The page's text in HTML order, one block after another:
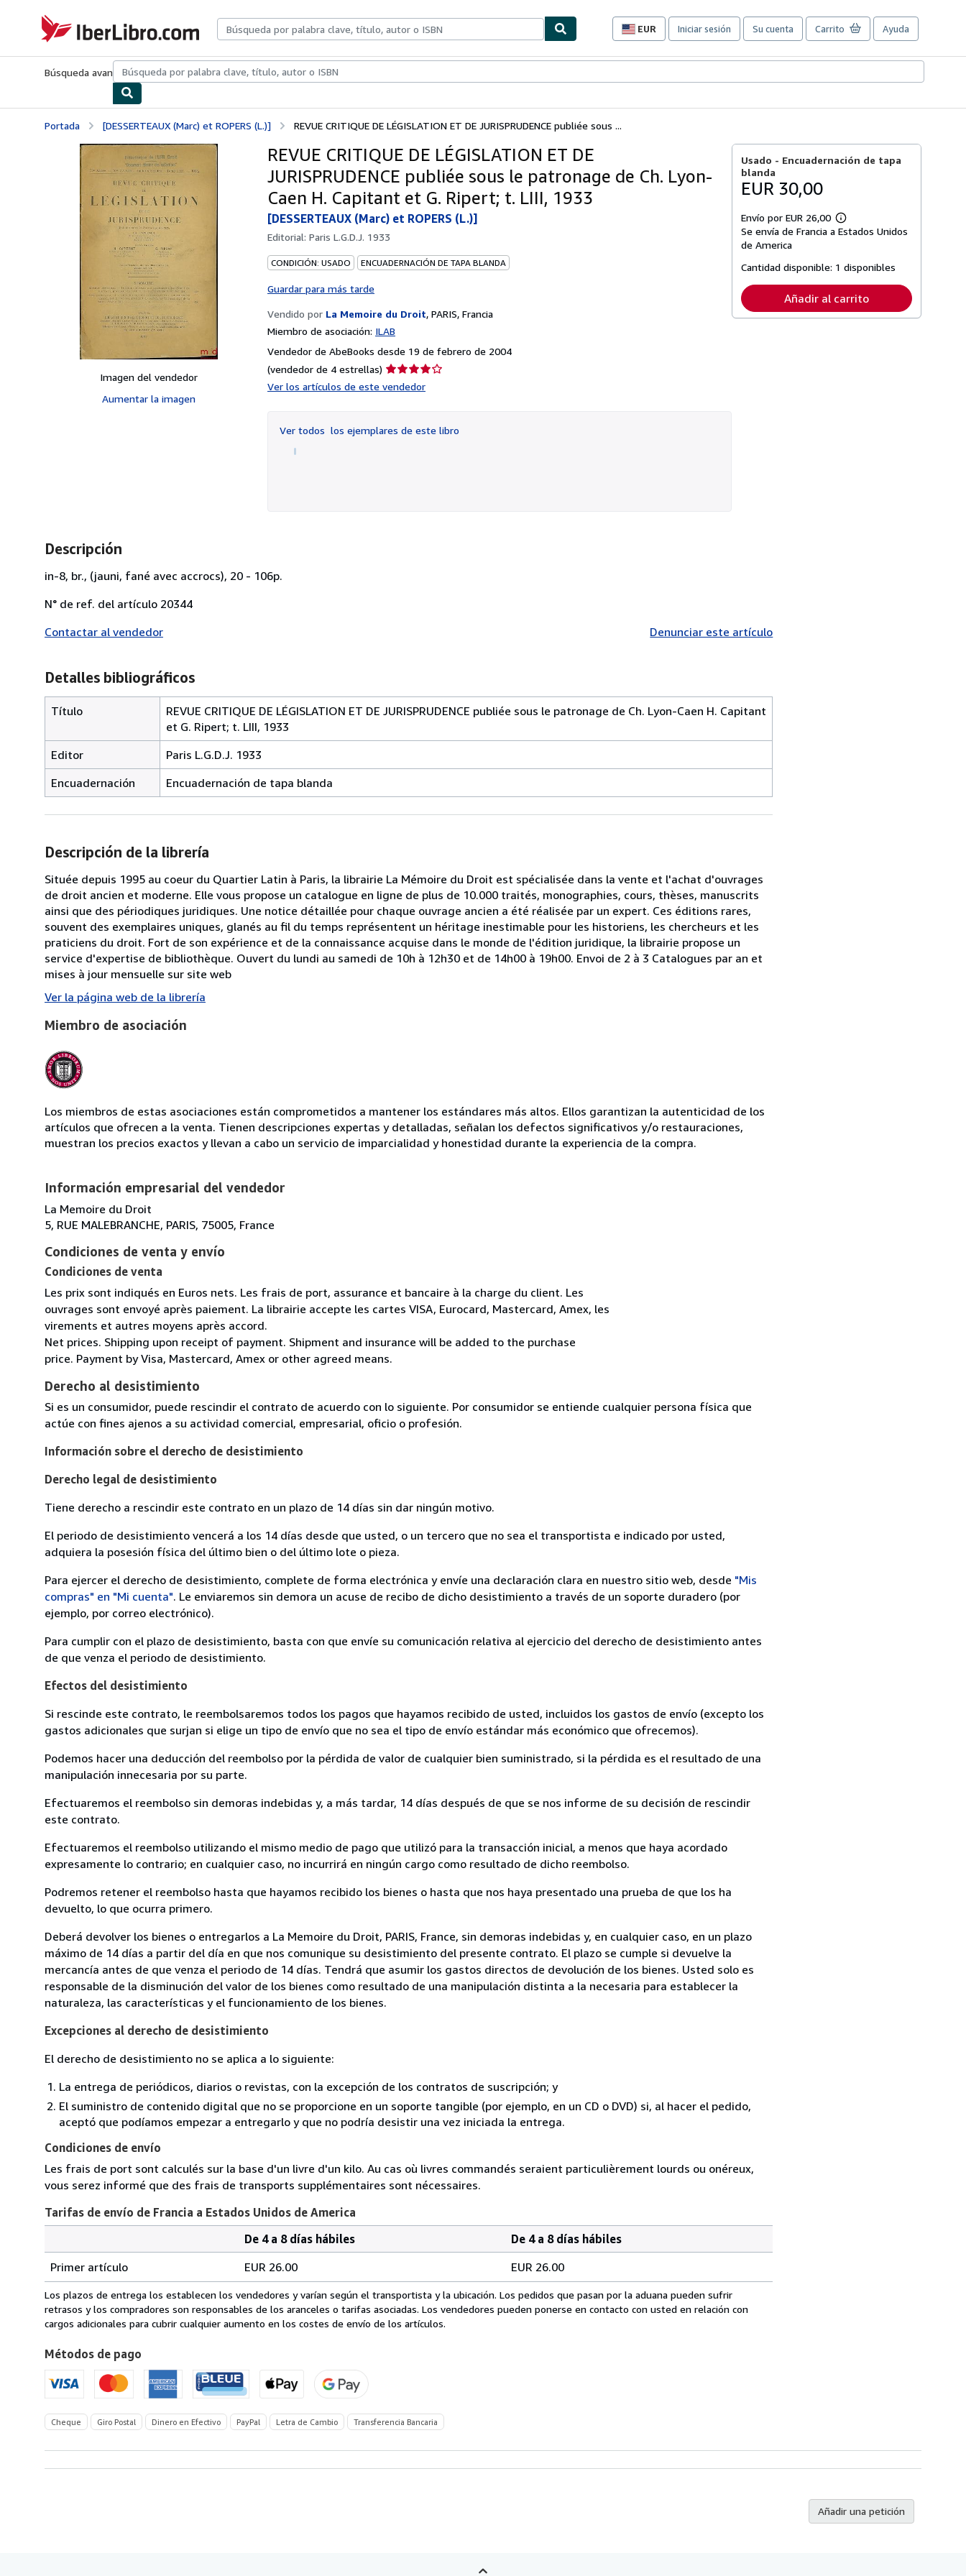
IberLibro.com
EUR
Preferencias
compra
sitio.
Iniciar sesión Su cuenta Carrito Ayuda
Búsqueda avanzadaColecciones Libros antiguosArte y coleccionismo
Portada [DESSERTEAUX (Marc) et ROPERS (L.)] REVUE CRITIQUE DE LÉGISLATION ET DE JURISPRUDENCE publiée sous ...
Imagen del vendedor
Aumentar la imagen
REVUE CRITIQUE DE LÉGISLATION ET DE
JURISPRUDENCE publiée sous le patronage de Ch. Lyon-
Caen H. Capitant et G. Ripert; t. LIII, 1933
[DESSERTEAUX (Marc) et ROPERS (L.)]
Editorial: Paris L.G.D.J. 1933
CONDICIÓN: USADO ENCUADERNACIÓN DE TAPA BLANDA
Guardar para más tarde
Vendido por La Memoire du Droit, PARIS, Francia
Miembro de asociación: ILAB
Vendedor de AbeBooks desde 19 de febrero de 2004
(vendedor de 4 estrellas) Calificación
Ver los artículos de este vendedor
Ver todos los ejemplares de este libro
Usado - Encuadernación de tapa
blanda
EUR 30,00
Envío por EUR 26,00
Más
información
tarifas
envío
Se envía de Francia a Estados Unidos
de America
Cantidad disponible: 1 disponibles
Añadir al carrito
Descripción
in-8, br., (jauni, fané avec accrocs), 20 - 106p.
N° de ref. del artículo 20344
Contactar al vendedor
Denunciar este artículo
Detalles bibliográficos
Título
REVUE CRITIQUE DE LÉGISLATION ET DE JURISPRUDENCE publiée sous le patronage de Ch. Lyon-Caen H. Capitant
et G. Ripert; t. LIII, 1933
Editor
Paris L.G.D.J. 1933
Encuadernación
Encuadernación de tapa blanda
Descripción de la librería
Située depuis 1995 au coeur du Quartier Latin à Paris, la librairie La Mémoire du Droit est spécialisée dans la vente et l'achat d'ouvrages
de droit ancien et moderne. Elle vous propose un catalogue en ligne de plus de 10.000 traités, monographies, cours, thèses, manuscrits
ainsi que des périodiques juridiques. Une notice détaillée pour chaque ouvrage ancien a été réalisée par un expert. Ces éditions rares,
souvent des exemplaires uniques, glanés au fil du temps représentent un héritage inestimable pour les historiens, les chercheurs et les
praticiens du droit. Fort de son expérience et de la connaissance acquise dans le monde de l'édition juridique, la librairie propose un
service d'expertise de bibliothèque. Ouvert du lundi au samedi de 10h à 12h30 et de 14h00 à 19h00. Envoi de 2 à 3 Catalogues par an et
mises à jour mensuelle sur site web
Ver la página web de la librería
Miembro de asociación
Los miembros de estas asociaciones están comprometidos a mantener los estándares más altos. Ellos garantizan la autenticidad de los
artículos que ofrecen a la venta. Tienen descripciones expertas y detalladas, señalan los defectos significativos y/o restauraciones,
muestran los precios exactos y llevan a cabo un servicio de imparcialidad y honestidad durante la experiencia de la compra.
Información empresarial del vendedor
La Memoire du Droit
5, RUE MALEBRANCHE, PARIS, 75005, France
Condiciones de venta y envío
Condiciones de venta
Les prix sont indiqués en Euros nets. Les frais de port, assurance et bancaire à la charge du client. Les
ouvrages sont envoyé après paiement. La librairie accepte les cartes VISA, Eurocard, Mastercard, Amex, les
virements et autres moyens après accord.
Net prices. Shipping upon receipt of payment. Shipment and insurance will be added to the purchase
price. Payment by Visa, Mastercard, Amex or other agreed means.
Derecho al desistimiento
Si es un consumidor, puede rescindir el contrato de acuerdo con lo siguiente. Por consumidor se entiende cualquier persona física que
actúe con fines ajenos a su actividad comercial, empresarial, oficio o profesión.
Información sobre el derecho de desistimiento
Derecho legal de desistimiento
Tiene derecho a rescindir este contrato en un plazo de 14 días sin dar ningún motivo.
El periodo de desistimiento vencerá a los 14 días desde que usted, o un tercero que no sea el transportista e indicado por usted,
adquiera la posesión física del último bien o del último lote o pieza.
Para ejercer el derecho de desistimiento, complete de forma electrónica y envíe una declaración clara en nuestro sitio web, desde "Mis
compras" en "Mi cuenta". Le enviaremos sin demora un acuse de recibo de dicho desistimiento a través de un soporte duradero (por
ejemplo, por correo electrónico).
Para cumplir con el plazo de desistimiento, basta con que envíe su comunicación relativa al ejercicio del derecho de desistimiento antes
de que venza el periodo de desistimiento.
Efectos del desistimiento
Si rescinde este contrato, le reembolsaremos todos los pagos que hayamos recibido de usted, incluidos los gastos de envío (excepto los
gastos adicionales que surjan si elige un tipo de envío que no sea el tipo de envío estándar más económico que ofrecemos).
Podemos hacer una deducción del reembolso por la pérdida de valor de cualquier bien suministrado, si la pérdida es el resultado de una
manipulación innecesaria por su parte.
Efectuaremos el reembolso sin demoras indebidas y, a más tardar, 14 días después de que se nos informe de su decisión de rescindir
este contrato.
Efectuaremos el reembolso utilizando el mismo medio de pago que utilizó para la transacción inicial, a menos que haya acordado
expresamente lo contrario; en cualquier caso, no incurrirá en ningún cargo como resultado de dicho reembolso.
Podremos retener el reembolso hasta que hayamos recibido los bienes o hasta que nos haya presentado una prueba de que los ha
devuelto, lo que ocurra primero.
Deberá devolver los bienes o entregarlos a La Memoire du Droit, PARIS, France, sin demoras indebidas y, en cualquier caso, en un plazo
máximo de 14 días a partir del día en que nos comunique su desistimiento del presente contrato. El plazo se cumple si devuelve la
mercancía antes de que venza el periodo de 14 días. Tendrá que asumir los gastos directos de devolución de los bienes. Usted solo es
responsable de la disminución del valor de los bienes como resultado de una manipulación distinta a la necesaria para establecer la
naturaleza, las características y el funcionamiento de los bienes.
Excepciones al derecho de desistimiento
El derecho de desistimiento no se aplica a lo siguiente:
La entrega de periódicos, diarios o revistas, con la excepción de los contratos de suscripción; y
El suministro de contenido digital que no se proporcione en un soporte tangible (por ejemplo, en un CD o DVD) si, al hacer el pedido,
aceptó que podíamos empezar a entregarlo y que no podría desistir una vez iniciada la entrega.
Condiciones de envío
Les frais de port sont calculés sur la base d'un livre d'un kilo. Au cas où livres commandés seraient particulièrement lourds ou onéreux,
vous serez informé que des frais de transports supplémentaires sont nécessaires.
Tarifas de envío de Francia a Estados Unidos de America
de
envío
de
Francia
Estados
Unidos
de
America
pedido
De 4 a 8 días hábiles
De 4 a 8 días hábiles
Primer artículo
EUR 26.00 EUR 26.00
Los plazos de entrega los establecen los vendedores y varían según el transportista y la ubicación. Los pedidos que pasan por la aduana pueden sufrir
retrasos y los compradores son responsables de los aranceles o tarifas asociadas. Los vendedores pueden ponerse en contacto con usted en relación con
cargos adicionales para cubrir cualquier aumento en los costes de envío de los artículos.
Métodos de pago
Cheque Giro Postal Dinero en Efectivo PayPal Letra de Cambio Transferencia Bancaria
Añadir una petición